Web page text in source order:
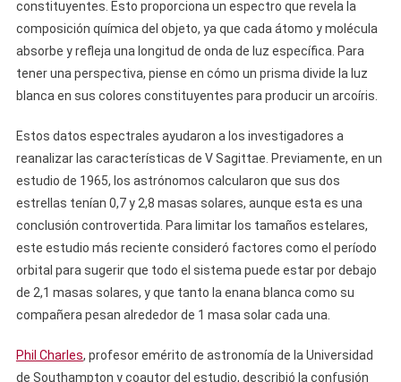
constituyentes. Esto proporciona un espectro que revela la
composición química del objeto, ya que cada átomo y molécula
absorbe y refleja una longitud de onda de luz específica. Para
tener una perspectiva, piense en cómo un prisma divide la luz
blanca en sus colores constituyentes para producir un arcoíris.
Estos datos espectrales ayudaron a los investigadores a
reanalizar las características de V Sagittae. Previamente, en un
estudio de 1965, los astrónomos calcularon que sus dos
estrellas tenían 0,7 y 2,8 masas solares, aunque esta es una
conclusión controvertida. Para limitar los tamaños estelares,
este estudio más reciente consideró factores como el período
orbital para sugerir que todo el sistema puede estar por debajo
de 2,1 masas solares, y que tanto la enana blanca como su
compañera pesan alrededor de 1 masa solar cada una.
Phil Charles, profesor emérito de astronomía de la Universidad
de Southampton y coautor del estudio, describió la confusión